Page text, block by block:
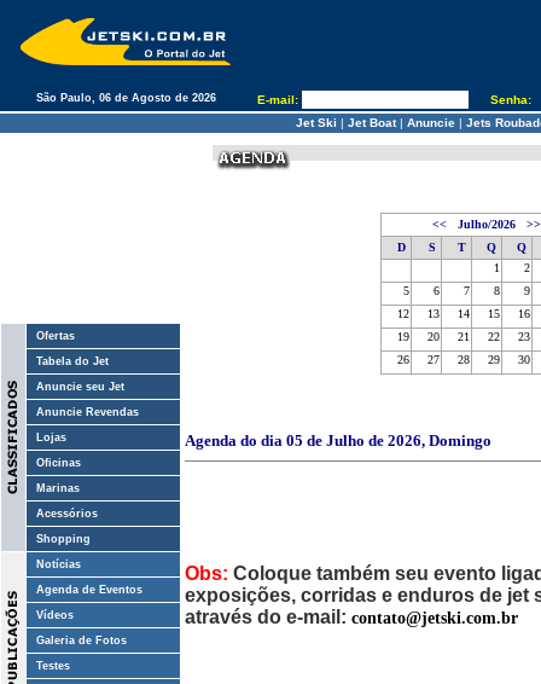
São Paulo, 06 de Agosto de 2026 E-mail:
Senha:
Jet Ski | Jet Boat| Anuncie | Jets
Ofertas
Tabela do Jet
Anuncie seu Jet
Anuncie Revendas
Lojas
Oficinas
Marinas
Acessórios
Shopping
Notícias
Agenda de Eventos
Vídeos
Galeria de Fotos
Testes
<< Julho/2026
>>
D
S T Q
Q
1
2
5
6 7 8
9
12
13 14 15
16
19
20 21 22
23
26
27 28 29 30
Agenda do dia 05 de Julho de 2026, Domingo
Obs: Coloque também seu evento
exposições, corridas e enduros de jet
através do e-mail: contato@jetski.com.br